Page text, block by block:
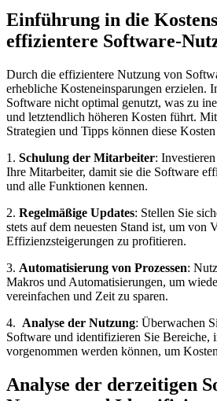
Einführung ⁣in die
effizientere ‍Software-
Durch die effizientere Nutzung von
erhebliche Kosteneinsparungen erzielen.‍
Software nicht‍ optimal genutzt, was ⁤zu
und letztendlich höheren Kosten führt.
Strategien und Tipps können diese
1. Schulung der Mitarbeiter:
Ihre Mitarbeiter, ⁣damit sie die Software
und alle Funktionen kennen.
2. Regelmäßige Updates: Stellen Sie
stets auf dem neuesten Stand ist, um von
Effizienzsteigerungen ⁣zu⁣ profitieren.
3. Automatisierung ⁢von⁣ Prozessen:
Makros und Automatisierungen, um
vereinfachen und Zeit zu sparen.
4. ‍ Analyse der Nutzung: Überwachen
Software und identifizieren Sie ⁤Bereiche,
vorgenommen ‌werden können, um⁣
Analyse ⁣der ‍derzeitigen